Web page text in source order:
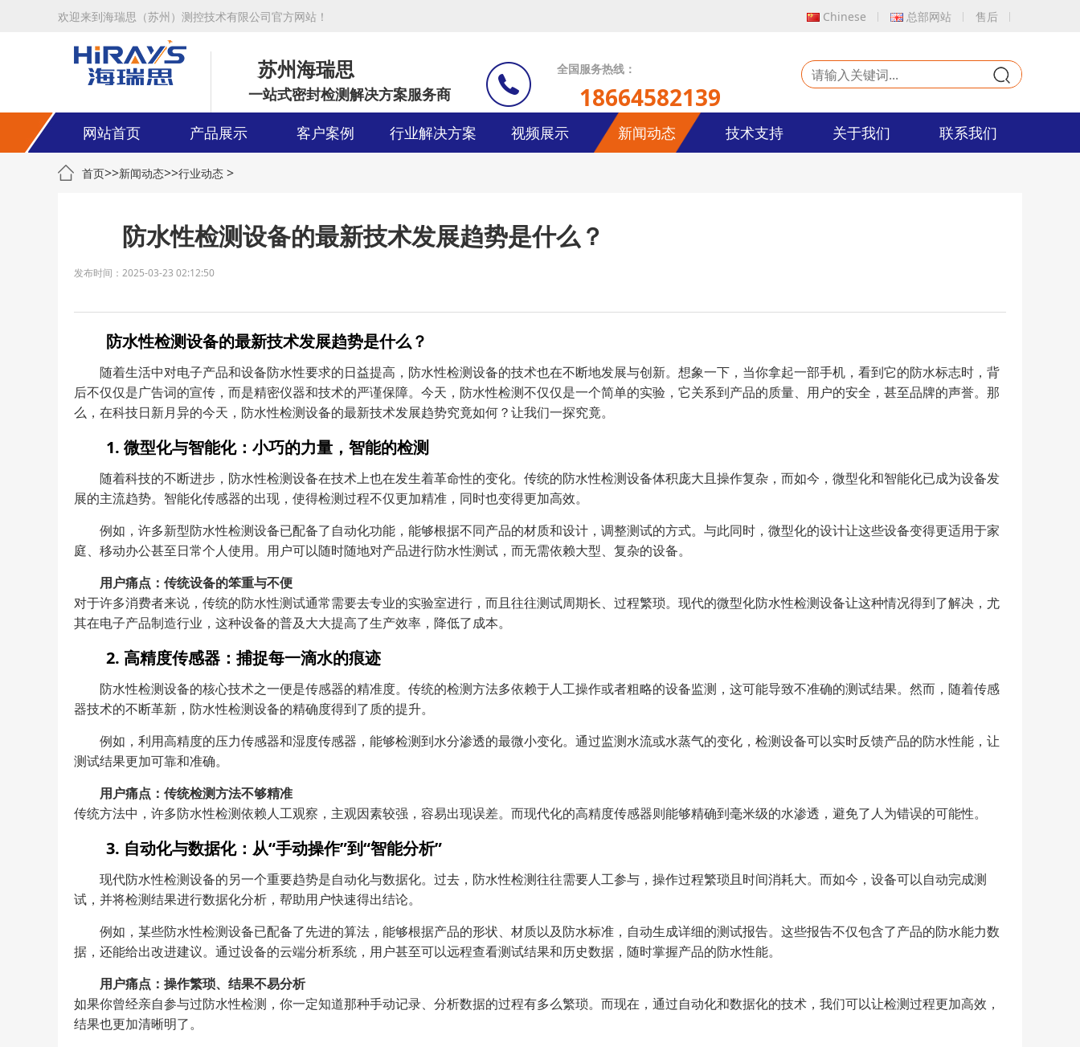
欢迎来到海瑞思（苏州）测控技术有限公司官方网站！ Chinese 总部网站 售后
苏州海瑞思
一站式密封检测解决方案服务商
全国服务热线：
18664582139
网站首页 产品展示 客户案例 行业解决方案 视频展示 新闻动态 技术支持 关于我们 联系我们
首页>>新闻动态>>行业动态 >
防水性检测设备的最新技术发展趋势是什么？
发布时间：2025-03-23 02:12:50
防水性检测设备的最新技术发展趋势是什么？
随着生活中对电子产品和设备防水性要求的日益提高，防水性检测设备的技术也在不断地发展与创新。想象一下，当你拿起一部手机，看到它的防水标志时，背
后不仅仅是广告词的宣传，而是精密仪器和技术的严谨保障。今天，防水性检测不仅仅是一个简单的实验，它关系到产品的质量、用户的安全，甚至品牌的声誉。那
么，在科技日新月异的今天，防水性检测设备的最新技术发展趋势究竟如何？让我们一探究竟。
1. 微型化与智能化：小巧的力量，智能的检测
随着科技的不断进步，防水性检测设备在技术上也在发生着革命性的变化。传统的防水性检测设备体积庞大且操作复杂，而如今，微型化和智能化已成为设备发
展的主流趋势。智能化传感器的出现，使得检测过程不仅更加精准，同时也变得更加高效。
例如，许多新型防水性检测设备已配备了自动化功能，能够根据不同产品的材质和设计，调整测试的方式。与此同时，微型化的设计让这些设备变得更适用于家
庭、移动办公甚至日常个人使用。用户可以随时随地对产品进行防水性测试，而无需依赖大型、复杂的设备。
用户痛点：传统设备的笨重与不便
对于许多消费者来说，传统的防水性测试通常需要去专业的实验室进行，而且往往测试周期长、过程繁琐。现代的微型化防水性检测设备让这种情况得到了解决，尤
其在电子产品制造行业，这种设备的普及大大提高了生产效率，降低了成本。
2. 高精度传感器：捕捉每一滴水的痕迹
防水性检测设备的核心技术之一便是传感器的精准度。传统的检测方法多依赖于人工操作或者粗略的设备监测，这可能导致不准确的测试结果。然而，随着传感
器技术的不断革新，防水性检测设备的精确度得到了质的提升。
例如，利用高精度的压力传感器和湿度传感器，能够检测到水分渗透的最微小变化。通过监测水流或水蒸气的变化，检测设备可以实时反馈产品的防水性能，让
测试结果更加可靠和准确。
用户痛点：传统检测方法不够精准
传统方法中，许多防水性检测依赖人工观察，主观因素较强，容易出现误差。而现代化的高精度传感器则能够精确到毫米级的水渗透，避免了人为错误的可能性。
3. 自动化与数据化：从“手动操作”到“智能分析”
现代防水性检测设备的另一个重要趋势是自动化与数据化。过去，防水性检测往往需要人工参与，操作过程繁琐且时间消耗大。而如今，设备可以自动完成测
试，并将检测结果进行数据化分析，帮助用户快速得出结论。
例如，某些防水性检测设备已配备了先进的算法，能够根据产品的形状、材质以及防水标准，自动生成详细的测试报告。这些报告不仅包含了产品的防水能力数
据，还能给出改进建议。通过设备的云端分析系统，用户甚至可以远程查看测试结果和历史数据，随时掌握产品的防水性能。
用户痛点：操作繁琐、结果不易分析
如果你曾经亲自参与过防水性检测，你一定知道那种手动记录、分析数据的过程有多么繁琐。而现在，通过自动化和数据化的技术，我们可以让检测过程更加高效，
结果也更加清晰明了。